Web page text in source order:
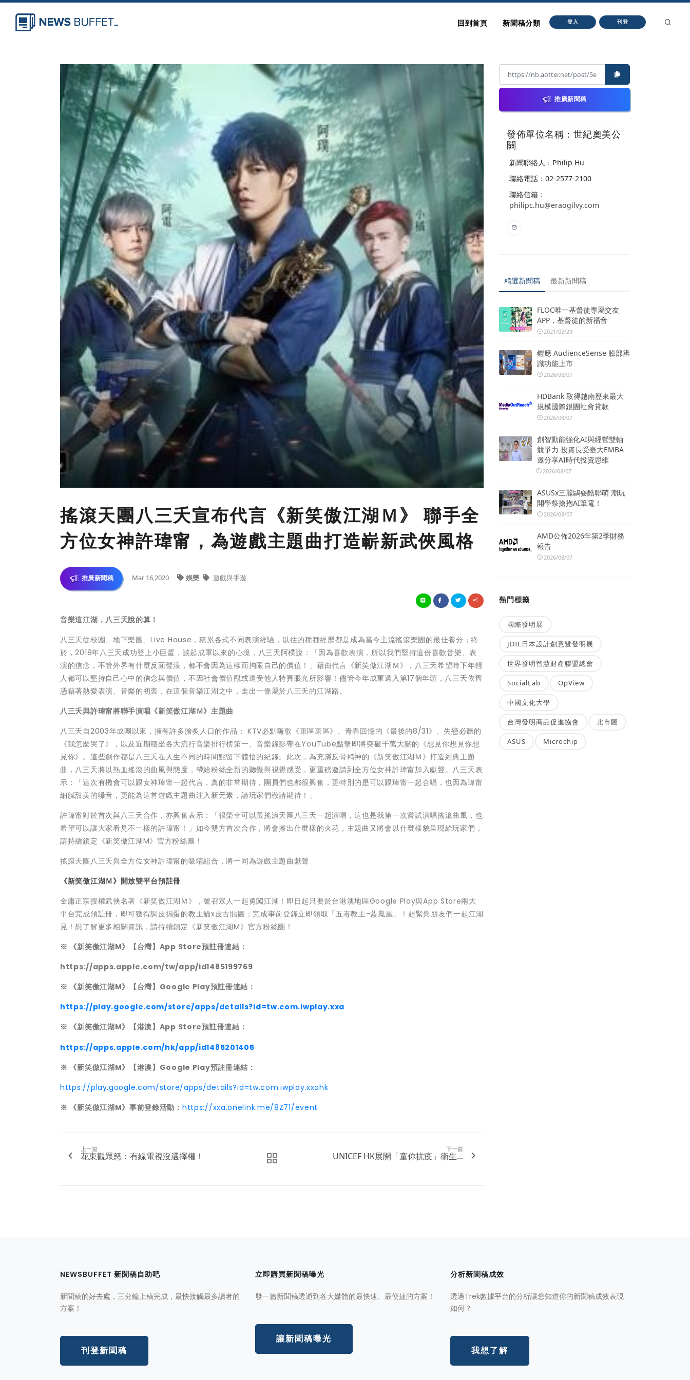
回到首頁 新聞稿分類 登入 刊登
搖滾天團八三夭宣布代言《新笑傲江湖Ｍ》 聯手全
方位女神許瑋甯，為遊戲主題曲打造嶄新武俠風格
推廣新聞稿 Mar 16,2020 娛樂 遊戲與手遊
音樂這江湖，八三夭說的算！
八三夭從校園、地下樂團、Live House，積累各式不同表演經驗，以往的種種經歷都是成為當今主流搖滾樂團的最佳養分；終
於，2018年八三夭成功登上小巨蛋，談起成軍以來的心境，八三夭阿樸說：「因為喜歡表演，所以我們堅持這份喜歡音樂、表
演的信念，不管外界有什麼反面聲浪，都不會因為這樣而拘限自己的價值！」藉由代言《新笑傲江湖Ｍ》，八三夭希望時下年輕
人都可以堅持自己心中的信念與價值，不因社會價值觀或遭受他人特異眼光所影響！儘管今年成軍邁入第17個年頭，八三夭依舊
憑藉著熱愛表演、音樂的初衷，在這個音樂江湖之中，走出一條屬於八三夭的江湖路。
八三夭與許瑋甯將聯手演唱《新笑傲江湖Ｍ》主題曲
八三夭自2003年成團以來，擁有許多膾炙人口的作品： KTV必點嗨歌《東區東區》、青春回憶的《最後的8/31》、失戀必聽的
《我怎麼哭了》，以及近期穩坐各大流行音樂排行榜第一、音樂錄影帶在YouTube點擊即將突破千萬大關的《想見你想見你想
見你》。這些創作都是八三夭在人生不同的時間點留下體悟的紀錄。此次，為充滿反骨精神的《新笑傲江湖Ｍ》打造經典主題
曲，八三夭將以熱血搖滾的曲風與態度，帶給粉絲全新的聽覺與視覺感受，更重磅邀請到全方位女神許瑋甯加入獻聲。八三夭表
示：「這次有機會可以跟女神瑋甯一起代言，真的非常期待，團員們也都很興奮，更特別的是可以跟瑋甯一起合唱，也因為瑋甯
細膩甜美的嗓音，更能為這首遊戲主題曲注入新元素，請玩家們敬請期待！」
許瑋甯對於首次與八三夭合作，亦興奮表示：「很榮幸可以跟搖滾天團八三夭一起演唱，這也是我第一次嘗試演唱搖滾曲風，也
希望可以讓大家看見不一樣的許瑋甯！」如今雙方首次合作，將會擦出什麼樣的火花，主題曲又將會以什麼樣貌呈現給玩家們，
請持續鎖定《新笑傲江湖M》官方粉絲團！
搖滾天團八三夭與全方位女神許瑋甯的吸睛組合，將一同為遊戲主題曲獻聲
《新笑傲江湖Ｍ》開放雙平台預註冊
金庸正宗授權武俠名著《新笑傲江湖Ｍ》，號召眾人一起勇闖江湖！即日起只要於台港澳地區Google Play與App Store兩大
平台完成預註冊，即可獲得調皮搗蛋的教主貓x皮古貼圖；完成事前登錄立即領取「五毒教主-藍鳳凰」！趕緊與朋友們一起江湖
見！想了解更多相關資訊，請持續鎖定《新笑傲江湖M》官方粉絲團！
※ 《新笑傲江湖M》【台灣】App Store預註冊連結：
https://apps.apple.com/tw/app/id1485199769
※ 《新笑傲江湖M》【台灣】Google Play預註冊連結：
https://play.google.com/store/apps/details?id=tw.com.iwplay.xxa
※ 《新笑傲江湖M》【港澳】App Store預註冊連結：
https://apps.apple.com/hk/app/id1485201405
※ 《新笑傲江湖M》【港澳】Google Play預註冊連結：
https://play.google.com/store/apps/details?id=tw.com.iwplay.xxahk
※ 《新笑傲江湖M》事前登錄活動： https://xxa.onelink.me/8Z71/event
上一篇
花東觀眾怒：有線電視沒選擇權！
下一篇
UNICEF HK展開「童你抗疫」衞生...
推廣新聞稿
發佈單位名稱：世紀奧美公
關
新聞聯絡人：Philip Hu
聯絡電話：02-2577-2100
聯絡信箱：
philipc.hu@eraogilvy.com
精選新聞稿 最新新聞稿
FLOC唯一基督徒專屬交友
APP，基督徒的新福音
2021/03/29
鎧應 AudienceSense 臉部辨
識功能上市
2026/08/07
HDBank 取得越南歷來最大
規模國際銀團社會貸款
2026/08/07
創智動能強化AI與經營雙軸
競爭力 投資長受臺大EMBA
邀分享AI時代投資思維
2026/08/07
ASUSx三麗鷗耍酷聯萌 潮玩
開學祭搶抱AI筆電！
2026/08/07
AMD公佈2026年第2季財務
報告
2026/08/07
熱門標籤
國際發明展
JDIE日本設計創意暨發明展
世界發明智慧財產聯盟總會
SocialLab OpView
中國文化大學
台灣發明商品促進協會 北市圖
ASUS Microchip
NEWSBUFFET 新聞稿自助吧
新聞稿的好去處，三分鐘上稿完成，最快接觸最多讀者的
方案！
刊登新聞稿
立即購買新聞稿曝光
發一篇新聞稿透通到各大媒體的最快速、最便捷的方案！
讓新聞稿曝光
分析新聞稿成效
透過Trek數據平台的分析讓您知道你的新聞稿成效表現
如何？
我想了解